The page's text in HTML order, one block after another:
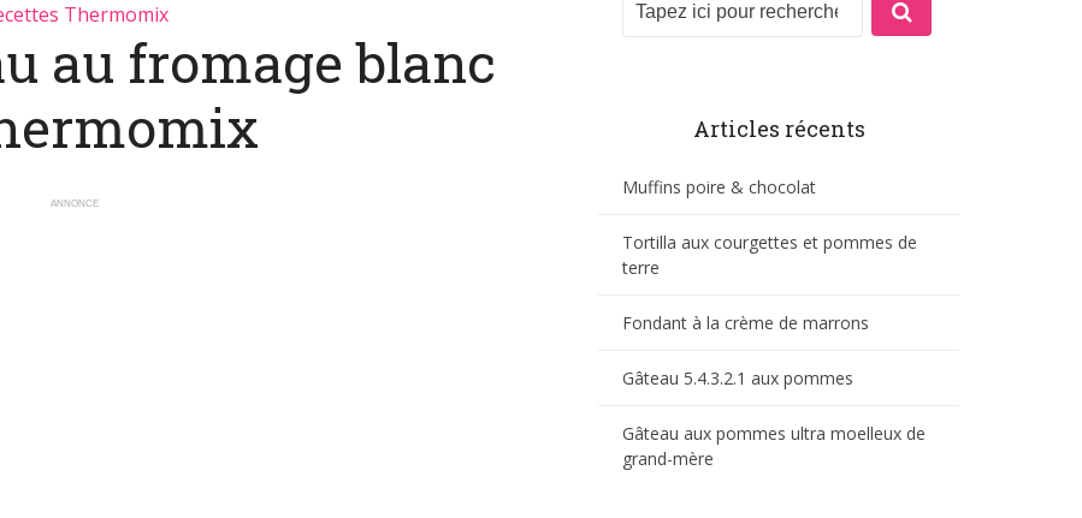
Thermomix
au fromage blanc
ANNONCE
Articles récents
Muffins poire & chocolat
Tortilla aux courgettes et pommes de
terre
Fondant à la crème de marrons
Gâteau 5.4.3.2.1 aux pommes
Gâteau aux pommes ultra moelleux de
grand-mère